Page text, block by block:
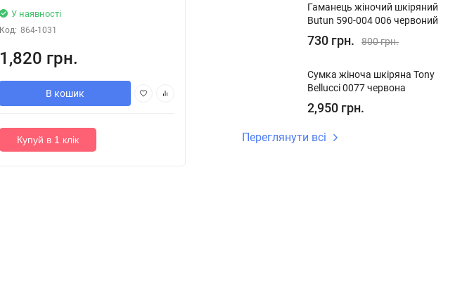
У наявності
Код: 864-1031
1,820 грн.
В кошик
Купуй в 1 клік Купуй в 1 клік
​Гаманець жіночий шкіряний
Butun 590-004 006 червоний
730 грн. 800 грн.
Сумка жіноча шкіряна Tony
Bellucci 0077 червона
2,950 грн.
Переглянути всі